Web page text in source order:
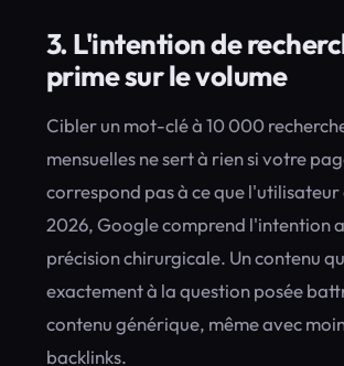
3. L'intention de
prime sur le volume
Cibler un mot-clé à 10 000
mensuelles ne sert à rien si votre
correspond pas à ce que l'utilisateur
2026, Google comprend l'intention
précision chirurgicale. Un contenu
exactement à la question posée
contenu générique, même avec
backlinks.